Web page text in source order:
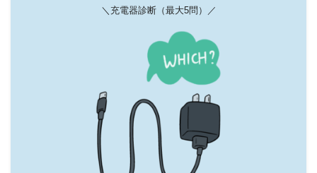
＼充電器診断（最大5問）／